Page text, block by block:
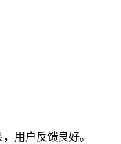
用户反馈良好。